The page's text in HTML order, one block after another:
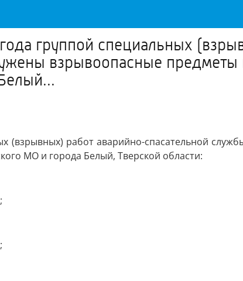
группой специальных
взрывоопасные
(взрывных) работ аварийно-спасательной
МО и города Белый, Тверской области: